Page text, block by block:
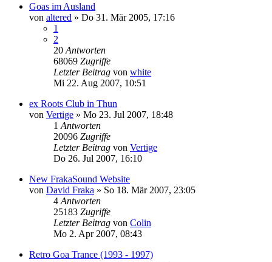
Goas im Ausland
von altered » Do 31. Mär 2005, 17:16
1
2
20 Antworten
68069 Zugriffe
Letzter Beitrag von white
Mi 22. Aug 2007, 10:51
ex Roots Club in Thun
von Vertige » Mo 23. Jul 2007, 18:48
1 Antworten
20096 Zugriffe
Letzter Beitrag von Vertige
Do 26. Jul 2007, 16:10
New FrakaSound Website
von David Fraka » So 18. Mär 2007, 23:05
4 Antworten
25183 Zugriffe
Letzter Beitrag von Colin
Mo 2. Apr 2007, 08:43
Retro Goa Trance (1993 - 1997)